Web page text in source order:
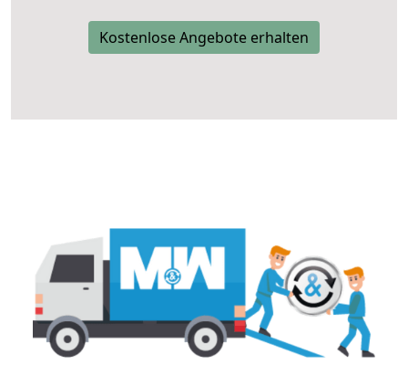
Kostenlose Angebote erhalten